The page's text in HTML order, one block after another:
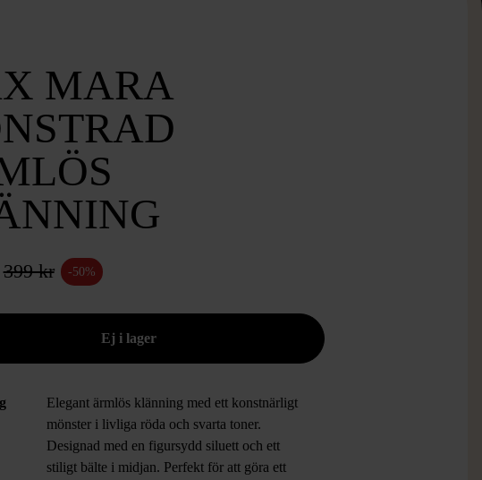
MARA
399 kr -50%
Elegant ärmlös klänning med ett konstnärligt
mönster i livliga röda och svarta toner.
Designad med en figursydd siluett och ett
stiligt bälte i midjan. Perfekt för att göra ett